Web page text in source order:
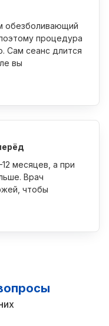
обезболивающий
процедура
Сам сеанс длится
вы
месяцев, а при
Врач
чтобы